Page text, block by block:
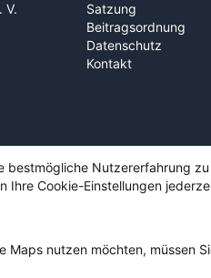
V.
Satzung
Beitragsordnung
Datenschutz
Kontakt
bestmögliche Nutzererfahrung
Ihre Cookie-Einstellungen
Maps nutzen möchten, müssen